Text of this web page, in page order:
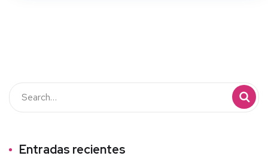
Entradas recientes